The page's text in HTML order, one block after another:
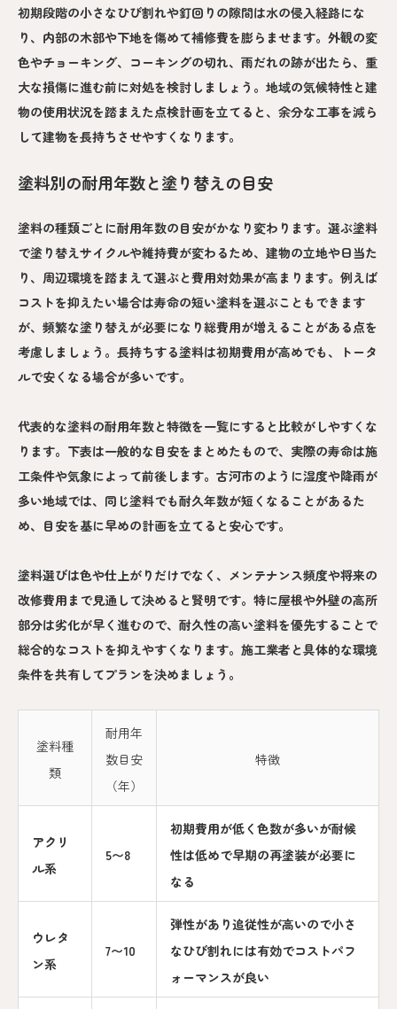
初期段階の小さなひび割れや釘回りの隙間は水の侵入経路にな
り、内部の木部や下地を傷めて補修費を膨らませます。外観の変
色やチョーキング、コーキングの切れ、雨だれの跡が出たら、重
大な損傷に進む前に対処を検討しましょう。地域の気候特性と建
物の使用状況を踏まえた点検計画を立てると、余分な工事を減ら
して建物を長持ちさせやすくなります。
塗料別の耐用年数と塗り替えの目安
塗料の種類ごとに耐用年数の目安がかなり変わります。選ぶ塗料
で塗り替えサイクルや維持費が変わるため、建物の立地や日当た
り、周辺環境を踏まえて選ぶと費用対効果が高まります。例えば
コストを抑えたい場合は寿命の短い塗料を選ぶこともできます
が、頻繁な塗り替えが必要になり総費用が増えることがある点を
考慮しましょう。長持ちする塗料は初期費用が高めでも、トータ
ルで安くなる場合が多いです。
代表的な塗料の耐用年数と特徴を一覧にすると比較がしやすくな
ります。下表は一般的な目安をまとめたもので、実際の寿命は施
工条件や気象によって前後します。古河市のように湿度や降雨が
多い地域では、同じ塗料でも耐久年数が短くなることがあるた
め、目安を基に早めの計画を立てると安心です。
塗料選びは色や仕上がりだけでなく、メンテナンス頻度や将来の
改修費用まで見通して決めると賢明です。特に屋根や外壁の高所
部分は劣化が早く進むので、耐久性の高い塗料を優先することで
総合的なコストを抑えやすくなります。施工業者と具体的な環境
条件を共有してプランを決めましょう。
塗料種
類
耐用年
数目安
（年）
特徴
アクリ
ル系
5〜8
初期費用が低く色数が多いが耐候
性は低めで早期の再塗装が必要に
なる
ウレタ
ン系
7〜10
弾性があり追従性が高いので小さ
なひび割れには有効でコストパフ
ォーマンスが良い